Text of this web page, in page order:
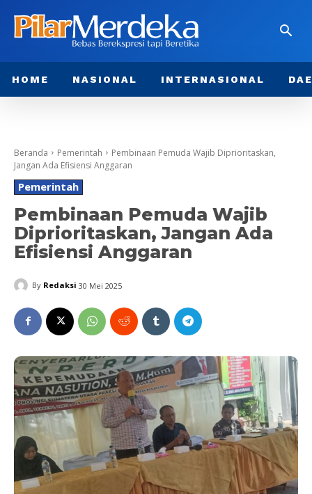
HOME NASIONAL INTERNASIONAL
Beranda Pemerintah
Pembinaan Pemuda Wajib Diprioritaskan,
Jangan Ada Efisiensi Anggaran
Pemerintah
Pembinaan Pemuda Wajib
Diprioritaskan, Jangan Ada
Efisiensi Anggaran
By Redaksi 30 Mei 2025